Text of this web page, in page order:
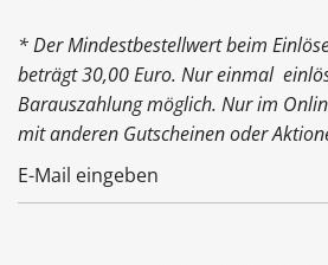
* Der Mindestbestellwert beim
beträgt 30,00 Euro. Nur einmal
Barauszahlung möglich. Nur im
mit anderen Gutscheinen oder